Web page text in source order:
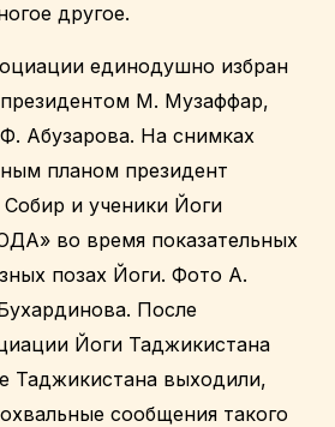
другое.
единодушно избран
М. Музаффар,
Абузарова. На снимках
планом президент
и ученики Йоги
во время показательных
позах Йоги. Фото А.
После
Йоги Таджикистана
Таджикистана выходили,
сообщения такого